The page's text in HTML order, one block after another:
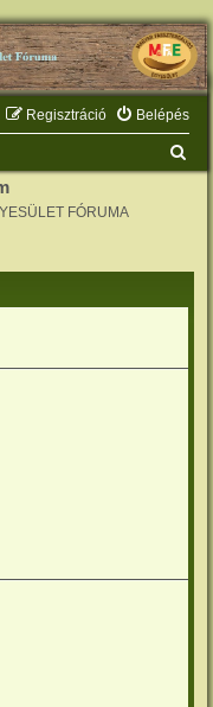
Belépés
Regisztráció
s
FÓRUMA